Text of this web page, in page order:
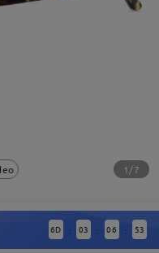
1/7
6D : 03 : 06 : 52